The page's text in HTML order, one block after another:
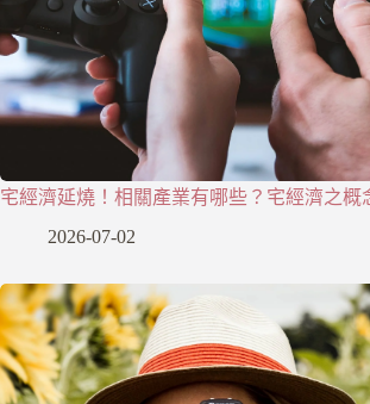
宅經濟延燒！相關產業有哪些？宅經濟之概
2026-07-02